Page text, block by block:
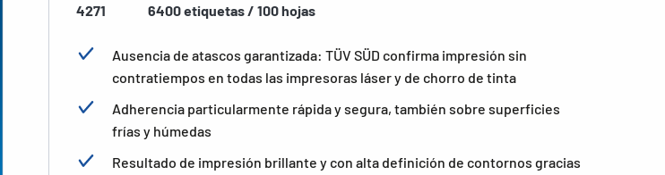
4271
6400 etiquetas / 100 hojas
Ausencia de atascos garantizada: TÜV SÜD confirma impresión sin
contratiempos en todas las impresoras láser y de chorro de tinta
Adherencia particularmente rápida y segura, también sobre superficies
frías y húmedas
Resultado de impresión brillante y con alta definición de contornos gracias